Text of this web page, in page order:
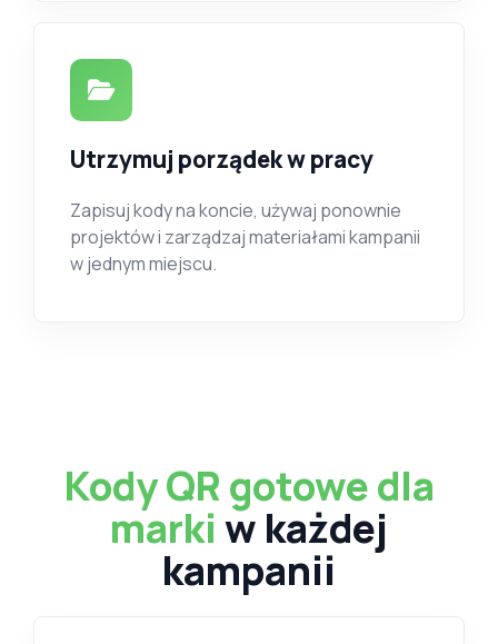
Utrzymuj porządek w pracy
Zapisuj kody na koncie, używaj ponownie
projektów i zarządzaj materiałami kampanii
w jednym miejscu.
Kody QR gotowe dla
marki w każdej
kampanii